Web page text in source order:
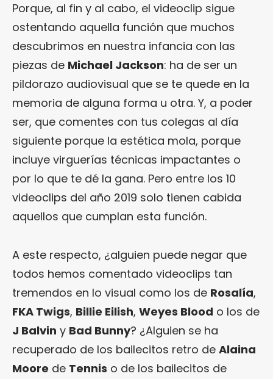
Porque, al fin y al cabo, el videoclip sigue
ostentando aquella función que muchos
descubrimos en nuestra infancia con las
piezas de Michael Jackson: ha de ser un
pildorazo audiovisual que se te quede en la
memoria de alguna forma u otra. Y, a poder
ser, que comentes con tus colegas al día
siguiente porque la estética mola, porque
incluye virguerías técnicas impactantes o
por lo que te dé la gana. Pero entre los 10
videoclips del año 2019 solo tienen cabida
aquellos que cumplan esta función.
A este respecto, ¿alguien puede negar que
todos hemos comentado videoclips tan
tremendos en lo visual como los de Rosalía,
FKA Twigs, Billie Eilish, Weyes Blood o los de
J Balvin y Bad Bunny? ¿Alguien se ha
recuperado de los bailecitos retro de Alaina
Moore de Tennis o de los bailecitos de